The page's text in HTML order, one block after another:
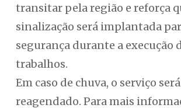
transitar pela região e reforça
sinalização será implantada
segurança durante a execução
trabalhos.
Em caso de chuva, o serviço será
reagendado. Para mais